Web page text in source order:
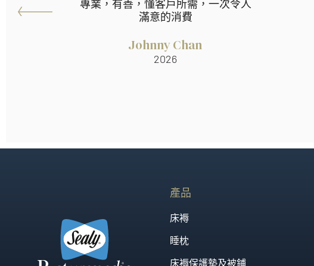
專業，有善，懂客戶所需，一次令人
滿意的消費
Johnny Chan
2026
產品
床褥
睡枕
床褥保護墊及被鋪